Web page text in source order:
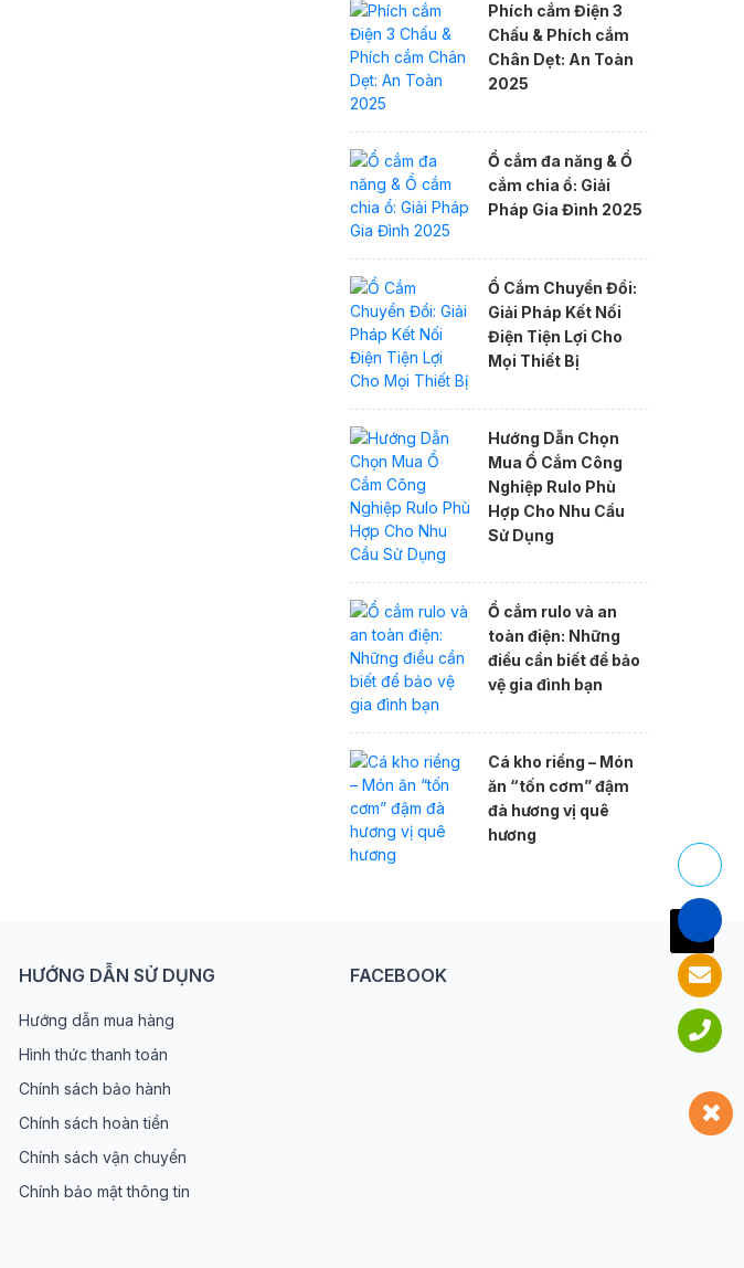
Phích cắm Điện 3
Chấu & Phích cắm
Chân Dẹt: An Toàn
2025
Ổ cắm đa năng & Ổ
cắm chia ổ: Giải
Pháp Gia Đình 2025
Ổ Cắm Chuyển Đổi:
Giải Pháp Kết Nối
Điện Tiện Lợi Cho
Mọi Thiết Bị
Hướng Dẫn Chọn
Mua Ổ Cắm Công
Nghiệp Rulo Phù
Hợp Cho Nhu Cầu
Sử Dụng
Ổ cắm rulo và an
toàn điện: Những
điều cần biết để bảo
vệ gia đình bạn
Cá kho riềng – Món
ăn “tốn cơm” đậm
đà hương vị quê
hương
HƯỚNG DẪN SỬ DỤNG
Hướng dẫn mua hàng
Hình thức thanh toán
Chính sách bảo hành
Chính sách hoàn tiền
Chính sách vận chuyển
Chính bảo mật thông tin
FACEBOOK